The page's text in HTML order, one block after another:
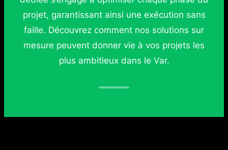
projet, garantissant ainsi une exécution sans
faille. Découvrez comment nos solutions sur
mesure peuvent donner vie à vos projets les
plus ambitieux dans le Var.